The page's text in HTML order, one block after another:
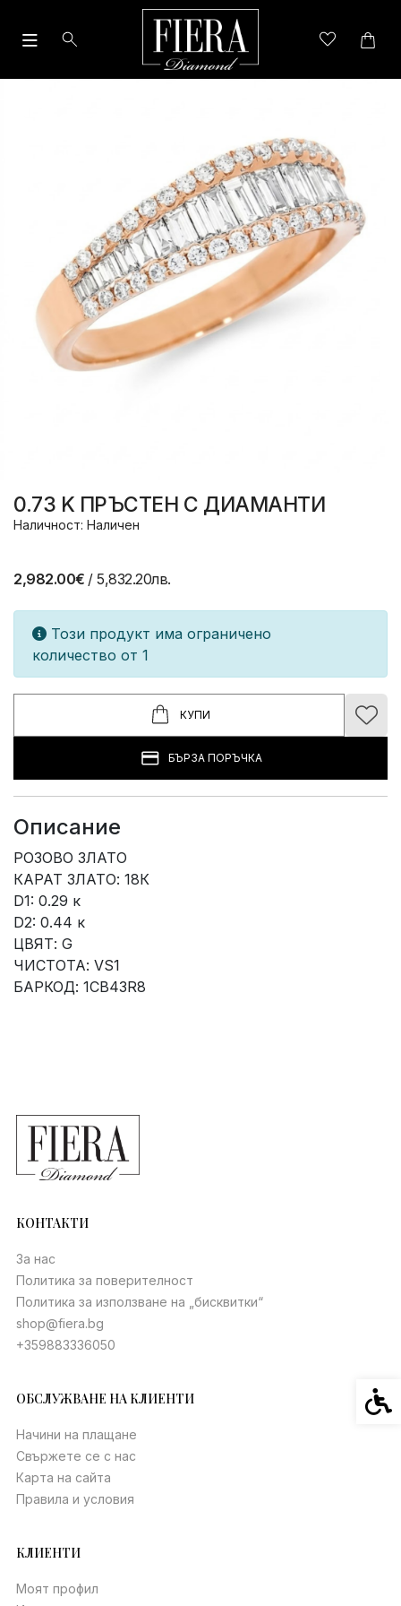
0.73 K ПРЪСТЕН С ДИАМАНТИ
Наличност: Наличен
2,982.00€ / 5,832.20лв.
Този продукт има ограничено
количество от 1
КУПИ
БЪРЗА ПОРЪЧКА
Описание
РОЗОВО ЗЛАТО
КАРАТ ЗЛАТО: 18К
D1: 0.29 к
D2: 0.44 к
ЦВЯТ: G
ЧИСТОТА: VS1
БАРКОД: 1CB43R8
КОНТАКТИ
За нас
Политика за поверителност
Политика за използване на „бисквитки“
shop@fiera.bg
+359883336050
ОБСЛУЖВАНЕ НА КЛИЕНТИ
Начини на плащане
Свържете се с нас
Карта на сайта
Правила и условия
КЛИЕНТИ
Моят профил